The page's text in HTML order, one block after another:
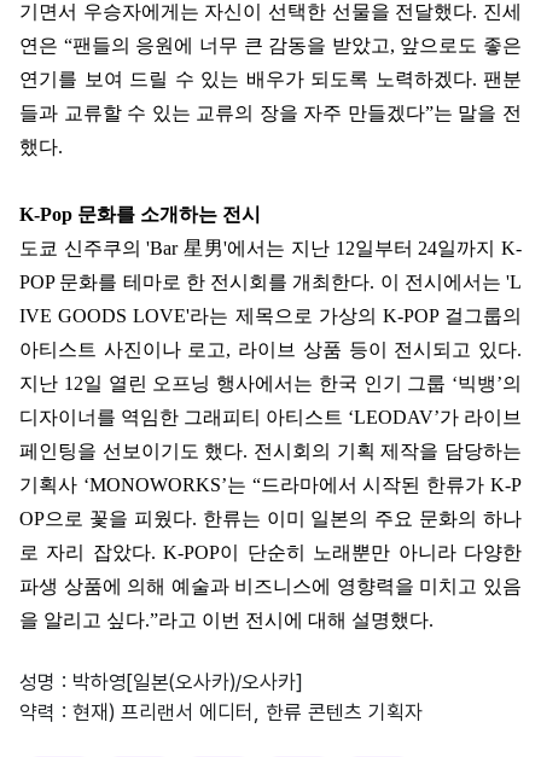
기면서 우승자에게는 자신이 선택한 선물을 전달했다. 진세
연은 “팬 들의 응원에 너무 큰 감동을 받았고, 앞으로도 좋은
연기를 보여 드릴 수 있는 배우가 되도록 노력하겠다. 팬분
들과 교류할 수 있는 교류의 장을 자주 만들겠다”는 말을 전
했다.
K-Pop 문화를 소개하는 전시
도쿄 신주쿠의'Bar星男'에서는 지난 12일부터 24일까지K-
POP 문화를 테마로 한 전시회를 개최한다. 이 전시에서는 'L
IVE GOODS LOVE'라는 제목으로 가상의 K-POP 걸그룹의
아티스트 사진이나 로고, 라이브 상품 등이 전시되고 있다.
지난 12일 열린 오프닝 행사에서는 한국 인기 그룹 ‘빅뱅’의
디자이너를 역임한 그래피티 아티스트 ‘LEODAV’가 라이브
페인팅을 선보이기도 했다. 전시회의 기획 제작을 담당하는
기획사 ‘MONOWORKS’는 “드라마에서 시작된 한류가K-P
OP으로 꽃을 피웠다. 한류는 이미 일본의 주요 문화의 하나
로 자리 잡았다. K-POP이 단순히 노래뿐만 아니라 다양한
파생 상품에 의해 예술과 비즈니스에 영향력을 미치고 있음
을 알리고 싶다.”라고 이번 전시에 대해 설명했다.
성명 : 박하영[일본(오사카)/오사카]
약력 : 현재) 프리랜서 에디터, 한류 콘텐츠 기획자